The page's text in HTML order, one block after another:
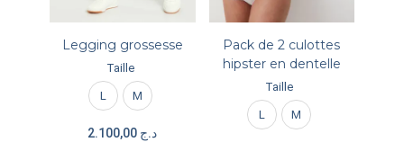
Legging grossesse
Taille
L M
د.ج
Pack de 2 culottes
hipster en dentelle
Taille
L M